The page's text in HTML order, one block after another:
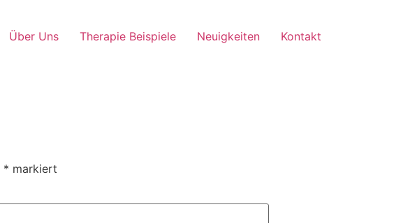
Über Uns Therapie Beispiele Neuigkeiten Kontakt
* markiert